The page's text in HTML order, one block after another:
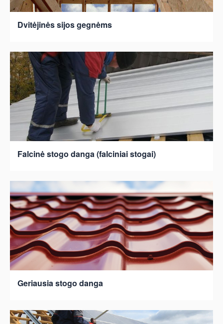
Dvitėjinės sijos gegnėms
Falcinė stogo danga (falciniai stogai)
Geriausia stogo danga